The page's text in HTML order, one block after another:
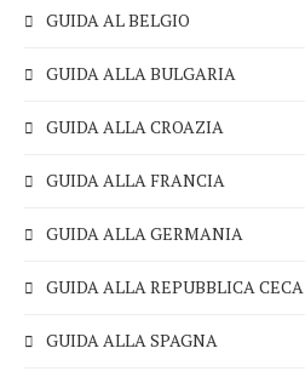
GUIDA AL BELGIO
GUIDA ALLA BULGARIA
GUIDA ALLA CROAZIA
GUIDA ALLA FRANCIA
GUIDA ALLA GERMANIA
GUIDA ALLA REPUBBLICA CECA
GUIDA ALLA SPAGNA